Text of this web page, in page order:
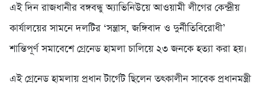
এই দিন রাজধানীর বঙ্গবন্ধু অ্যাভিনিউয়ে আওয়ামী লীগের কেন্দ্রীয়
কার্যালয়ের সামনে দলটির ‘সন্ত্রাস, জঙ্গিবাদ ও দুর্নীতিবিরোধী’
শান্তিপূর্ণ সমাবেশে গ্রেনেড হামলা চালিয়ে ২৩ জনকে হত্যা করা হয়।
এই গ্রেনেড হামলায় প্রধান টার্গেট ছিলেন তৎকালীন সাবেক প্রধানমন্ত্রী